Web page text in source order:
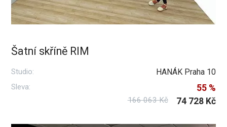
Šatní skříně RIM
Studio: HANÁK Praha 10
Sleva: 55 %
166 063 Kč 74 728 Kč